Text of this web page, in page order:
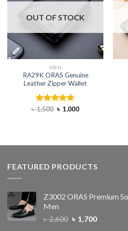
OUT OF STOCK
MEN
RA29K ORAS Genuine
Leather Zipper Wallet
Rated4.80
৳1,500 ৳ 1,000
FEATURED PRODUCTS
Z3002 ORAS Premium
Men
৳2,600 ৳ 1,700